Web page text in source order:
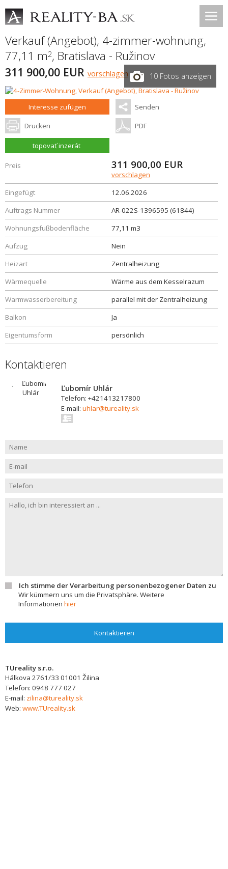
Verkauf (Angebot), 4-zimmer-wohnung,
77,11 m2, Bratislava - Ružinov
311 900,00 EUR vorschlagen 10 Fotos anzeigen
Interesse zufügen Senden
Drucken PDF
topovať inzerát
Preis 311 900,00 EUR
vorschlagen
Eingefügt
12.06.2026
Auftrags Nummer
AR-022S-1396595 (61844)
Wohnungsfußbodenfläche
77,11 m3
Aufzug
Nein
Heizart
Zentralheizung
Wärmequelle
Wärme aus dem Kesselrazum
Warmwasserbereitung
parallel mit der Zentralheizung
Balkon
Ja
Eigentumsform
persönlich
Kontaktieren
Ľubomír Uhlár
Telefon: +421413217800
E-mail: uhlar@tureality.sk
Ich stimme der Verarbeitung personenbezogener Daten zu
Wir kümmern uns um die Privatsphäre. Weitere
Informationen hier
Kontaktieren
TUreality s.r.o.
Hálkova 2761/33 01001 Žilina
Telefon: 0948 777 027
E-mail: zilina@tureality.sk
Web: www.TUreality.sk